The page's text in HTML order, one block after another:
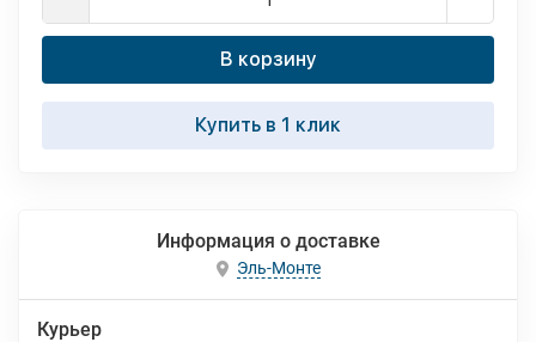
В корзину
Купить в 1 клик
Информация о доставке
Эль-Монте
Курьер